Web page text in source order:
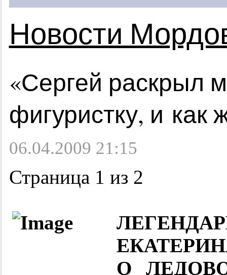
Новости
«Сергей раскрыл
фигуристку, и как
06.04.2009 21:15
Страница 1 из 2
О